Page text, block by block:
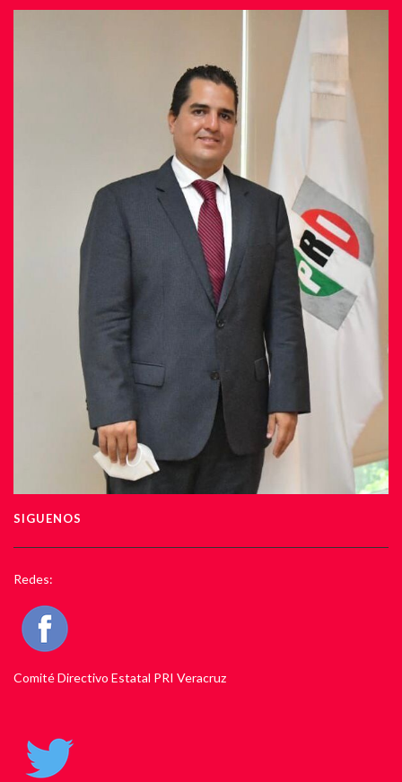
SIGUENOS
Redes:
Comité Directivo Estatal PRI Veracruz